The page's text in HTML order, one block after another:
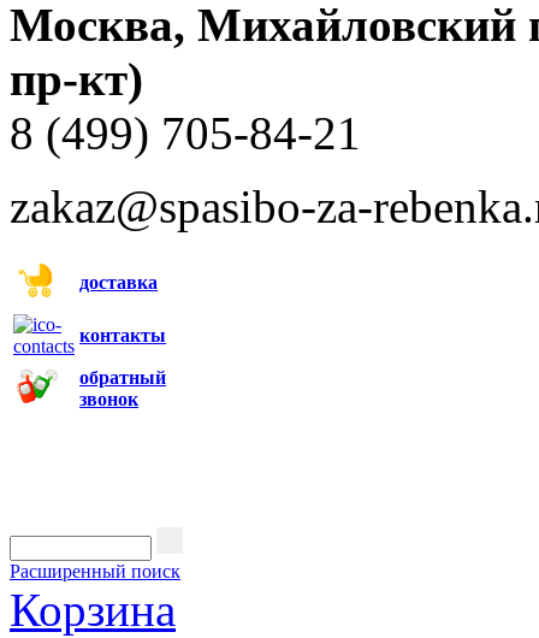
Москва, Михайловский
пр-кт)
8 (499) 705-84-21
zakaz@spasibo-za-
доставка
контакты
обратный
звонок
Расширенный поиск
Корзина